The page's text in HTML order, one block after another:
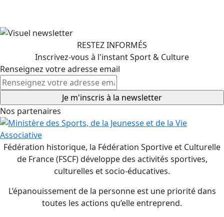
RESTEZ INFORMÉS
Inscrivez-vous à l'instant Sport & Culture
Renseignez votre adresse email
Nos partenaires
Fédération historique, la Fédération Sportive et Culturelle
de France (FSCF) développe des activités sportives,
culturelles et socio-éducatives.
L’épanouissement de la personne est une priorité dans
toutes les actions qu’elle entreprend.